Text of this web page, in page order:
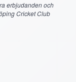
erbjudanden och
Cricket Club